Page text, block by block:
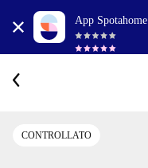
App Spotahome
CONTROLLATO